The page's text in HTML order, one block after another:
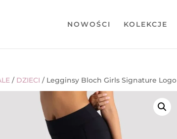
NOWOŚCI KOLEKCJE
/ DZIECI / Legginsy Bloch Girls Signature Logo